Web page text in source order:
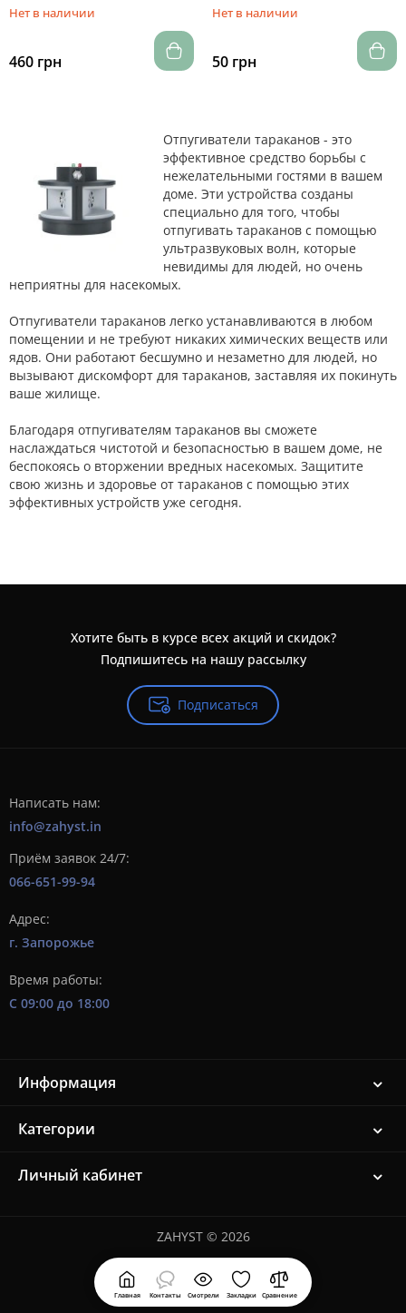
Главная Контакты Смотрели Закладки Сравнение
Нет в наличии
460 грн
Нет в наличии
50 грн
Отпугиватели тараканов - это
эффективное средство борьбы с
нежелательными гостями в вашем
доме. Эти устройства созданы
специально для того, чтобы
отпугивать тараканов с помощью
ультразвуковых волн, которые
невидимы для людей, но очень
неприятны для насекомых.
Отпугиватели тараканов легко устанавливаются в любом
помещении и не требуют никаких химических веществ или
ядов. Они работают бесшумно и незаметно для людей, но
вызывают дискомфорт для тараканов, заставляя их покинуть
ваше жилище.
Благодаря отпугивателям тараканов вы сможете
наслаждаться чистотой и безопасностью в вашем доме, не
беспокоясь о вторжении вредных насекомых. Защитите
свою жизнь и здоровье от тараканов с помощью этих
эффективных устройств уже сегодня.
Хотите быть в курсе всех акций и скидок?
Подпишитесь на нашу рассылку
Подписаться
Написать нам:
info@zahyst.in
Приём заявок 24/7:
066-651-99-94
Адрес:
г. Запорожье
Время работы:
С 09:00 до 18:00
Информация
Категории
Личный кабинет
ZAHYST © 2026